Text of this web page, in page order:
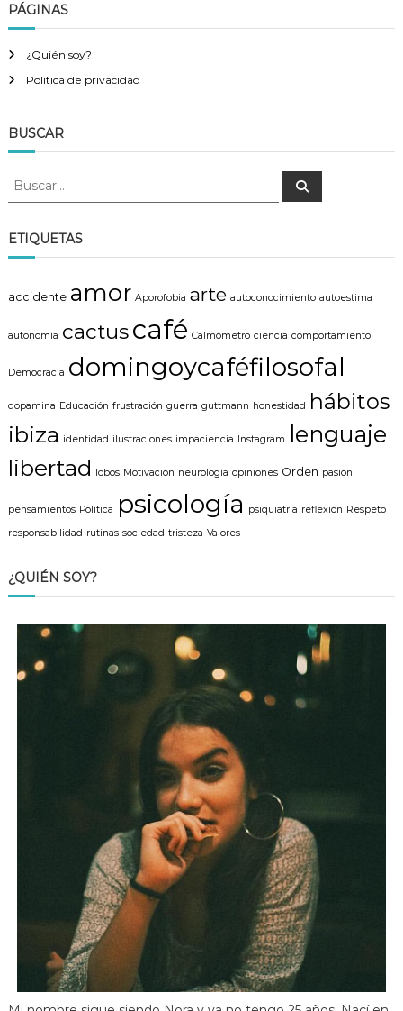
PÁGINAS
¿Quién soy?
Política de privacidad
BUSCAR
B
c
a
:
B
ETIQUETAS
accidente amor Aporofobia arte autoconocimiento autoestima
autonomía cactuscafé Calmómetro ciencia comportamiento
Democracia domingoycaféfilosofal
dopamina Educación frustración guerra guttmann honestidad hábitos
ibiza identidad ilustraciones impaciencia Instagram lenguaje
libertad lobos Motivación neurología opiniones Orden pasión
pensamientos Política psicología psiquiatría reflexión Respeto
responsabilidad rutinas sociedad tristeza Valores
¿QUIÉN SOY?